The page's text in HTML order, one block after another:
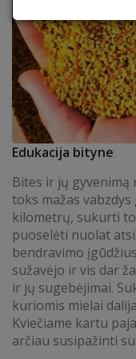
Edukacija bityne
Bites ir jų gyvenimą
toks mažas
kilometrų, sukurti
puoselėti nuolat
bendravimo
sužavėjo ir vis dar
ir jų sugebėjimai.
kuriomis mielai
Kviečiame kartu
arčiau susipažinti